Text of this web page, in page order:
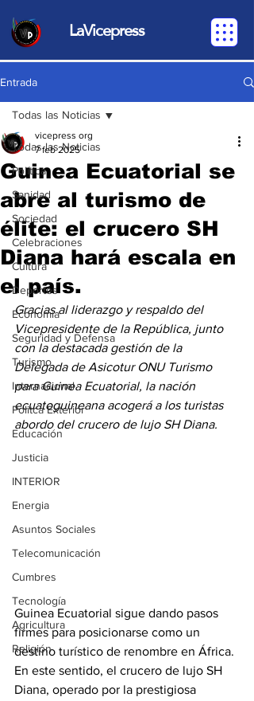
LaVicepress
Entrada
Todas las Noticias
Política
Sanidad
Sociedad
Celebraciones
Cultura
Deportes
Economia
Seguridad y Defensa
Turismo
Internacional
Politca Exterior
Educación
Justicia
INTERIOR
Energia
Asuntos Sociales
Telecomunicación
Cumbres
Tecnología
Agricultura
Religión
Todas las Noticias
Guinea Ecuatorial se
abre al turismo de
élite: el crucero SH
Diana hará escala en
el país.
vicepress org
7 feb 2025
Gracias al liderazgo y respaldo del
Vicepresidente de la República, junto
con la destacada gestión de la
Delegada de Asicotur ONU Turismo
para Guinea Ecuatorial, la nación
ecuatoguineana acogerá a los turistas
abordo del crucero de lujo SH Diana.
Guinea Ecuatorial sigue dando pasos
firmes para posicionarse como un
destino turístico de renombre en África.
En este sentido, el crucero de lujo SH
Diana, operado por la prestigiosa